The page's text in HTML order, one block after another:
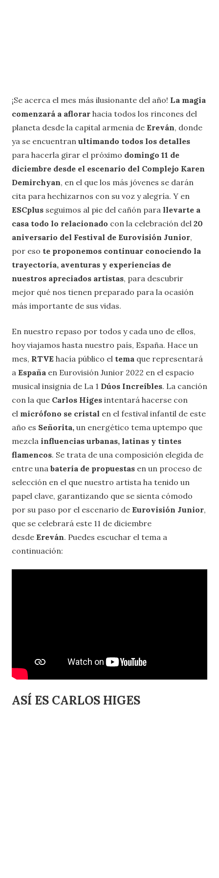
¡Se acerca el mes más ilusionante del año! La magia
comenzará a aflorar hacia todos los rincones del
planeta desde la capital armenia de Ereván, donde
ya se encuentran ultimando todos los detalles
para hacerla girar el próximo domingo 11 de
diciembre desde el escenario del Complejo Karen
Demirchyan, en el que los más jóvenes se darán
cita para hechizarnos con su voz y alegría. Y en
ESCplus seguimos al pie del cañón para llevarte a
casa todo lo relacionado con la celebración del 20
aniversario del Festival de Eurovisión Junior,
por eso te proponemos continuar conociendo la
trayectoría, aventuras y experiencias de
nuestros apreciados artistas, para descubrir
mejor qué nos tienen preparado para la ocasión
más importante de sus vidas.
En nuestro repaso por todos y cada uno de ellos,
hoy viajamos hasta nuestro país, España. Hace un
mes, RTVE hacía público el tema que representará
a España en Eurovisión Junior 2022 en el espacio
musical insignia de La 1 Dúos Increíbles. La canción
con la que Carlos Higes intentará hacerse con
el micrófono se cristal en el festival infantil de este
año es Señorita, un energético tema uptempo que
mezcla influencias urbanas, latinas y tintes
flamencos. Se trata de una composición elegida de
entre una batería de propuestas en un proceso de
selección en el que nuestro artista ha tenido un
papel clave, garantizando que se sienta cómodo
por su paso por el escenario de Eurovisión Junior,
que se celebrará este 11 de diciembre
desde Ereván. Puedes escuchar el tema a
continuación:
ASÍ ES CARLOS HIGES